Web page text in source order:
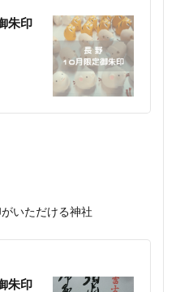
朱印
いただける神社
朱印